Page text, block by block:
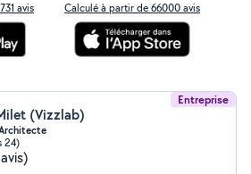
avis Calculé à partir de 66000 avis
Entreprise
(Vizzlab)
24)